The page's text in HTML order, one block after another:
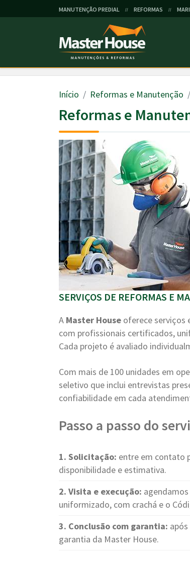
MANUTENÇÃO PREDIAL // REFORMAS //
Início Reformas e Manutenção
Reformas e
SERVIÇOS DE REFORMAS E
A Master House oferece serviços
com profissionais certificados,
Cada projeto é avaliado
Com mais de 100 unidades em
seletivo que inclui entrevistas
confiabilidade em cada
Passo a passo do
1. Solicitação: entre em contato
disponibilidade e estimativa.
2. Visita e execução:
uniformizado, com crachá e o
3. Conclusão com garantia:
garantia da Master House.